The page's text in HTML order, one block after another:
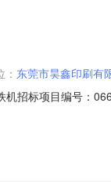
东莞市昊鑫印刷有
招标项目编号：
富士机械工业株式